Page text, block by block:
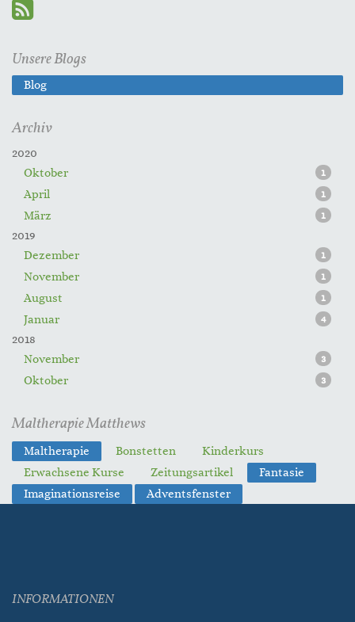
Unsere Blogs
Blog
Archiv
2020
Oktober
1
April 1
März 1
2019
Dezember
1
November 1
August 1
Januar 4
2018
November
3
Oktober 3
Maltherapie Matthews
Maltherapie Bonstetten
Kinderkurs
Erwachsene Kurse
Zeitungsartikel
Fantasie
Imaginationsreise
Adventsfenster
INFORMATIONEN